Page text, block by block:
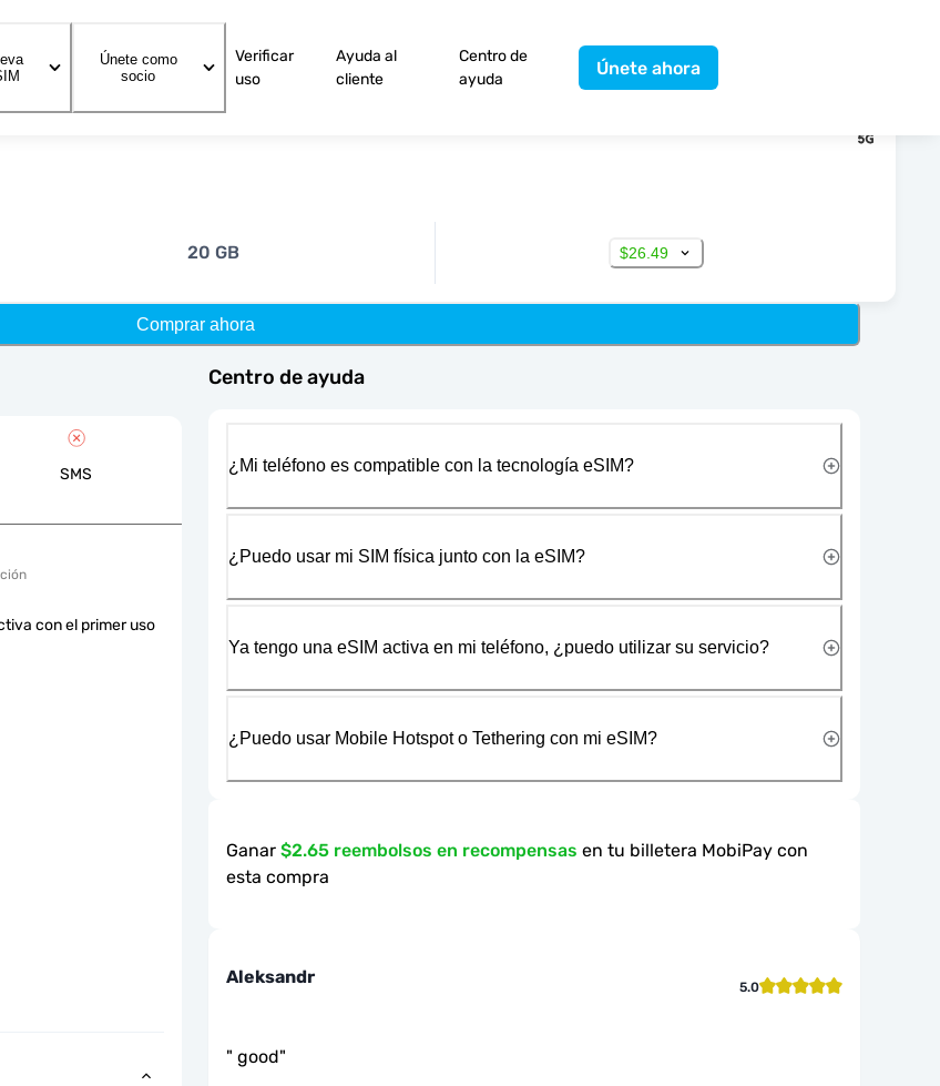
Únete como
socio
Verificar
uso
Ayuda al
cliente
Centro de
ayuda
Únete ahora
20 GB $26.49
Comprar ahora
SMS
con el primer uso
Centro de ayuda
¿Mi teléfono es compatible con la tecnología eSIM?
¿Puedo usar mi SIM física junto con la eSIM?
Ya tengo una eSIM activa en mi teléfono, ¿puedo utilizar su servicio?
¿Puedo usar Mobile Hotspot o Tethering con mi eSIM?
Ganar $2.65 reembolsos en recompensas en tu billetera MobiPay con
esta compra
Aleksandr 5.0
" good"